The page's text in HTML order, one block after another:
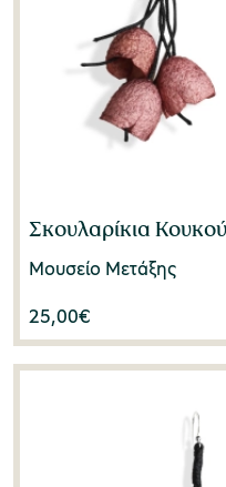
Σκουλαρίκια
Μουσείο Μετάξης
25,00€